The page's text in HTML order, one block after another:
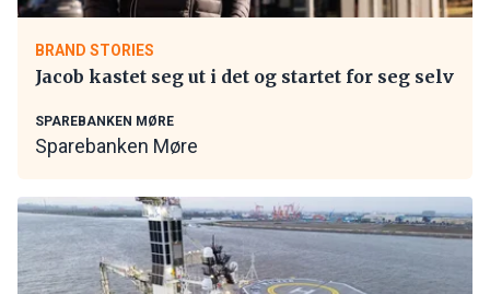
BRAND STORIES
Jacob kastet seg ut i det og startet for seg selv
SPAREBANKEN MØRE
Sparebanken Møre